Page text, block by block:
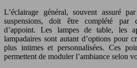
L’éclairage général, souvent assuré
suspensions, doit être complété par
d’appoint. Les lampes de table, les
lampadaires sont autant d’options pour
plus intimes et personnalisées. Ces
permettent de moduler l’ambiance selon